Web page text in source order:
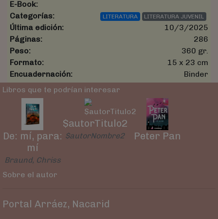
E-Book:
Categorías:
LITERATURA LITERATURA JUVENIL
Última edición:
10/3/2025
Páginas:
286
Peso:
360 gr.
Formato:
15 x 23 cm
Encuadernación:
Binder
Libros que te podrían interesar
De: mí, para:
mí
Braund, Chriss
$autorTitulo2
$autorNombre2 Peter Pan
Sobre el autor
Portal Arráez, Nacarid